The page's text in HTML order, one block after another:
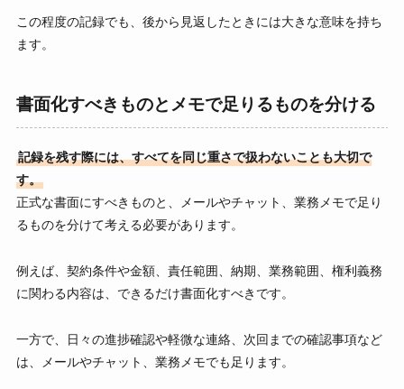
この程度の記録でも、後から見返したときには大きな意味を持ち
ます。
書面化すべきものとメモで足りるものを分ける
記録を残す際には、すべてを同じ重さで扱わないことも大切で
す。
正式な書面にすべきものと、メールやチャット、業務メモで足り
るものを分けて考える必要があります。
例えば、契約条件や金額、責任範囲、納期、業務範囲、権利義務
に関わる内容は、できるだけ書面化すべきです。
一方で、日々の進捗確認や軽微な連絡、次回までの確認事項など
は、メールやチャット、業務メモでも足ります。